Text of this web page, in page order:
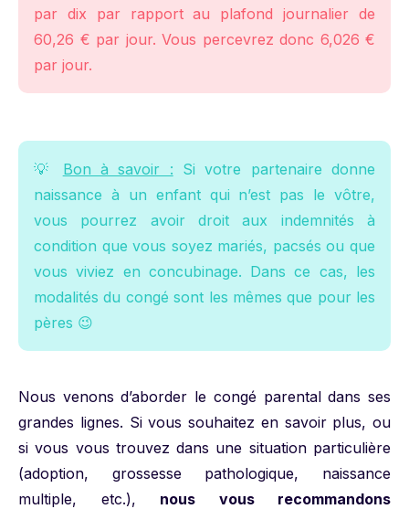
par dix par rapport au plafond journalier de
60,26 € par jour. Vous percevrez donc 6,026 €
par jour.
💡 Bon à savoir : Si votre partenaire donne
naissance à un enfant qui n’est pas le vôtre,
vous pourrez avoir droit aux indemnités à
condition que vous soyez mariés, pacsés ou que
vous viviez en concubinage. Dans ce cas, les
modalités du congé sont les mêmes que pour les
pères 😉
Nous venons d’aborder le congé parental dans ses
grandes lignes. Si vous souhaitez en savoir plus, ou
si vous vous trouvez dans une situation particulière
(adoption, grossesse pathologique, naissance
multiple, etc.), nous vous recommandons